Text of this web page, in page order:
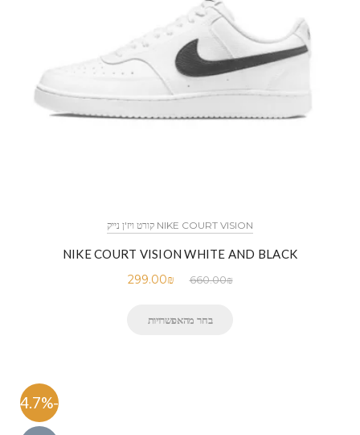
NIKE COURT VISION קורט ויז'ן נייק
NIKE COURT VISION WHITE AND BLACK
660.00₪
299.00₪
בחר מהאפשרויות
-54.7%